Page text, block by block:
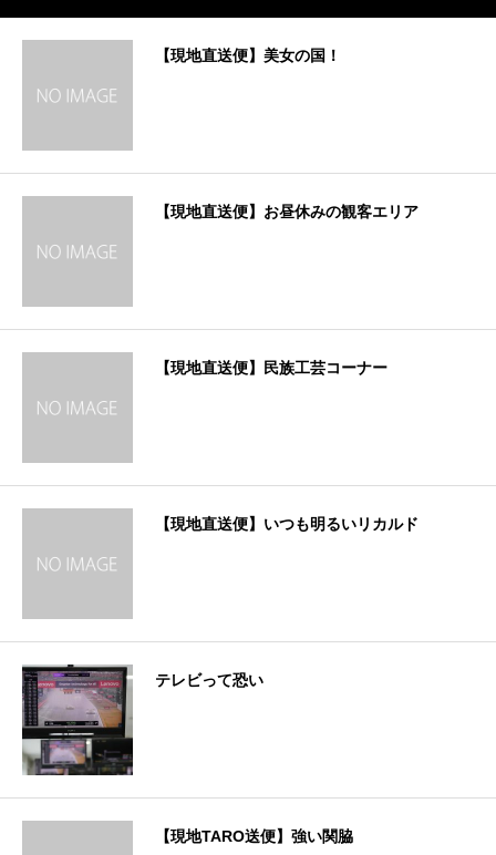
【現地直送便】美女の国！
【現地直送便】お昼休みの観客エリア
【現地直送便】民族工芸コーナー
【現地直送便】いつも明るいリカルド
テレビって恐い
【現地TARO送便】強い関脇